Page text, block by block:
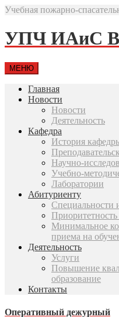
Учебная пожарно-
УПЧ ИАиС
МЕНЮ
Главная
Новости
Новости
Деятельность
Кафедра
История
Научно-
Учебно-
Лаборатории
Абитуриенту
Специальности
Минимальное
приема на
Деятельность
Услуги
Повышение
образование
Контакты
Оперативный дежурный